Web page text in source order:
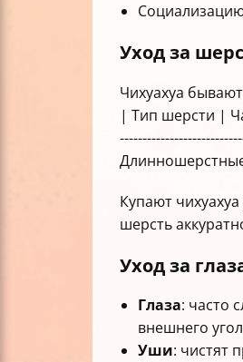
Уход за
Чихуахуа
| Тип шерсти |
Купают
шерсть
Уход за
Глаза: часто
внешнего
Уши: чистят